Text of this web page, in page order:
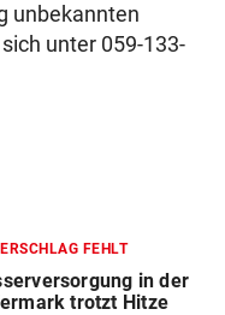
unbekannten
unter 059-133-
FEHLT
in der
trotzt Hitze